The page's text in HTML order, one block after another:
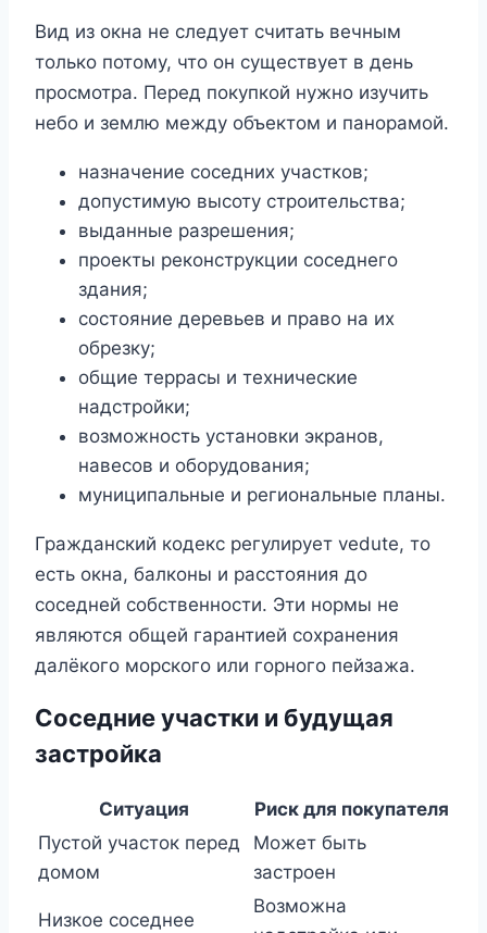
Вид из окна не следует считать вечным
только потому, что он существует в день
просмотра. Перед покупкой нужно изучить
небо и землю между объектом и панорамой.
назначение соседних участков;
допустимую высоту строительства;
выданные разрешения;
проекты реконструкции соседнего
здания;
состояние деревьев и право на их
обрезку;
общие террасы и технические
надстройки;
возможность установки экранов,
навесов и оборудования;
муниципальные и региональные планы.
Гражданский кодекс регулирует vedute, то
есть окна, балконы и расстояния до
соседней собственности. Эти нормы не
являются общей гарантией сохранения
далёкого морского или горного пейзажа.
Соседние участки и будущая
застройка
Ситуация
Риск для покупателя
Пустой участок перед
домом
Может быть
застроен
Низкое соседнее
Возможна